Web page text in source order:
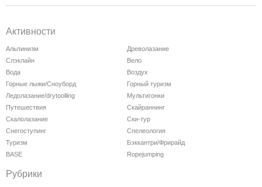
Активности
Альпинизм
Древолазание
Слэклайн
Вело
Вода
Воздух
Горные лыжи/Сноуборд
Горный туризм
Ледолазание/drytoolling
Мультигонки
Путешествия
Скайраннинг
Скалолазание
Ски-тур
Снегоступинг
Спелеология
Туризм
Бэккантри/Фрирайд
BASE
Ropejumping
Рубрики